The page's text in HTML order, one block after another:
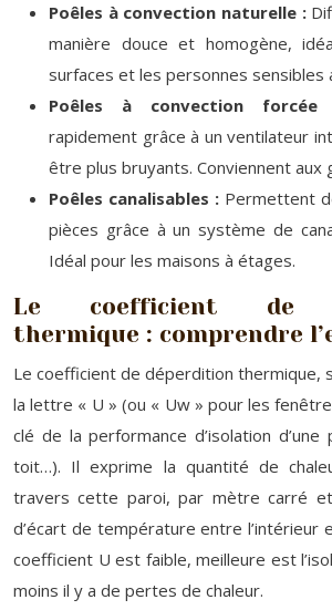
Poêles à convection naturelle :
manière douce et homogène,
surfaces et les personnes sensibles
Poêles à convection
rapidement grâce à un ventilateur
être plus bruyants. Conviennent aux
Poêles canalisables : Permettent
pièces grâce à un système de
Idéal pour les maisons à étages.
Le coefficient de
thermique : comprendre
Le coefficient de déperdition thermique,
la lettre « U » (ou « Uw » pour les
clé de la performance d’isolation
toit…). Il exprime la quantité de
travers cette paroi, par mètre carré
d’écart de température entre l’intérieur
coefficient U est faible, meilleure est
moins il y a de pertes de chaleur.